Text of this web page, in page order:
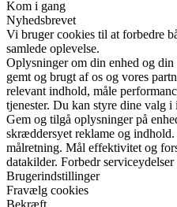
Kom i gang
Nyhedsbrevet
Vi bruger cookies til at forbedre
samlede oplevelse.
Oplysninger om din enhed og
gemt og brugt af os og vores
relevant indhold, måle
tjenester. Du kan styre dine valg
Gem og tilgå oplysninger på
skræddersyet reklame og
målretning. Mål effektivitet og
datakilder. Forbedr serviceydelser
Brugerindstillinger
Fravælg cookies